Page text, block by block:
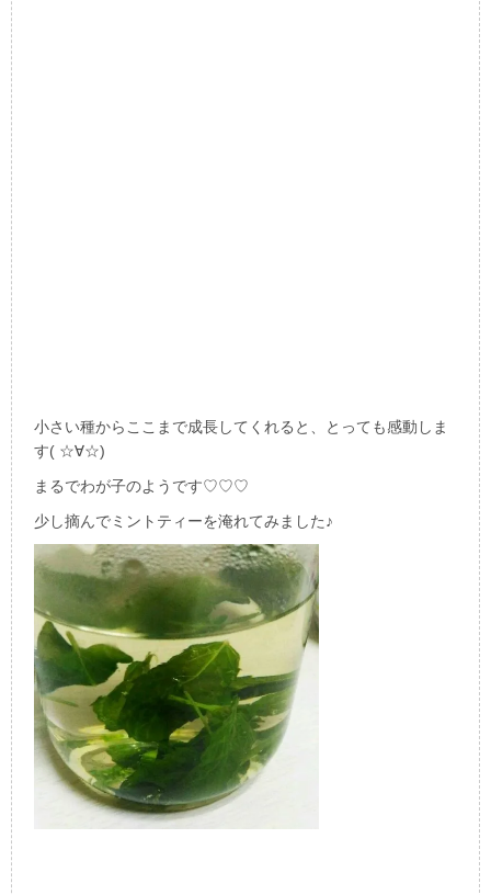
小さい種からここまで成長してくれると、とっても感動しま
す( ☆∀☆)
まるでわが子のようです♡♡♡
少し摘んでミントティーを淹れてみました♪